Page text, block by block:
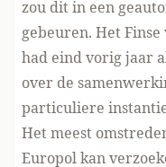
zou dit in een
gebeuren. Het
had eind vorig jaar
over de
particuliere
Het meest
Europol kan